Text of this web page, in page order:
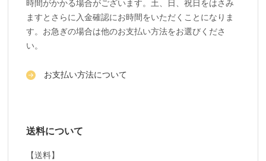
時間がかかる場合がございます。土、日、祝日をはさみ
ますとさらに入金確認にお時間をいただくことになりま
す。お急ぎの場合は他のお支払い方法をお選びくださ
い。
お支払い方法について
送料について
【送料】